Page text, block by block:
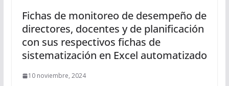
Fichas de monitoreo de desempeño de
directores, docentes y de planificación
con sus respectivos fichas de
sistematización en Excel automatizado
10 noviembre, 2024